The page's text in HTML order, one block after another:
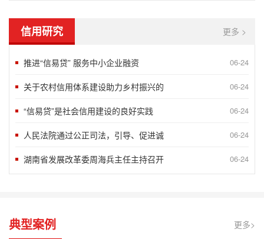
信用研究 更多 >
推进“信易贷” 服务中小企业融资 06-24
关于农村信用体系建设助力乡村振兴的 06-24
“信易贷”是社会信用建设的良好实践 06-24
人民法院通过公正司法，引导、促进诚 06-24
湖南省发展改革委周海兵主任主持召开 06-24
典型案例 更多>